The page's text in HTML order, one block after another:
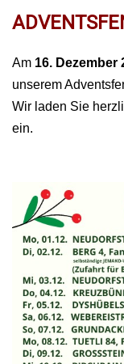
Am 16. Dezember
unserem
Wir laden Sie
ein.